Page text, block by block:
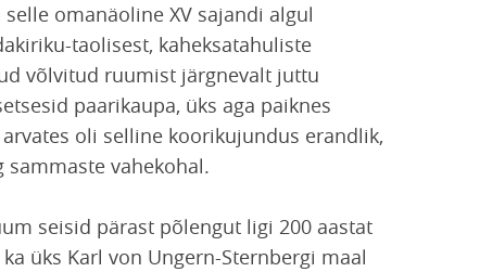
omanäoline XV sajandi algul
taolisest, kaheksatahuliste
võlvitud ruumist järgnevalt juttu
paarikaupa, üks aga paiknes
oli selline koorikujundus erandlik,
sammaste vahekohal.
seisid pärast põlengut ligi 200 aastat
üks Karl von Ungern-Sternbergi maal